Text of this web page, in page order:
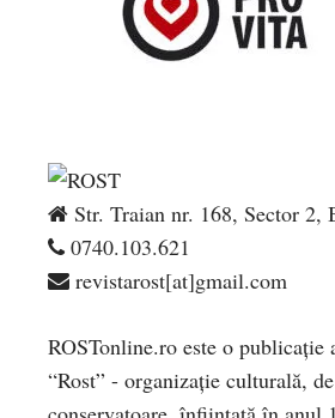
Str. Traian nr. 168, Sector 2,
0740.103.621
revistarost[at]gmail.com
ROSTonline.ro este o publicaţie
“Rost” - organizaţie culturală,